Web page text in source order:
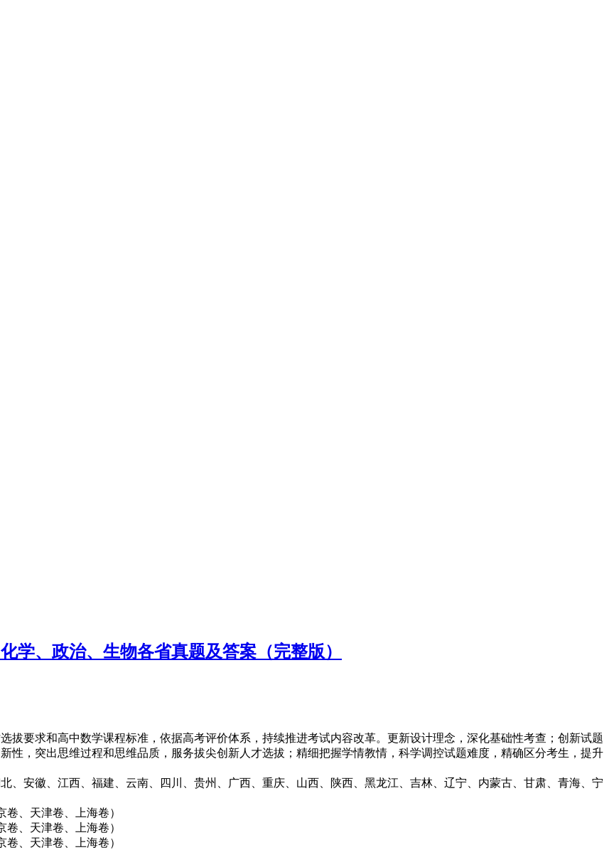
学、政治、生物各省真题及答案（完整版）
拔要求和高中数学课程标准，依据高考评价体系，持续推进考试内容改革。更新设计理念，深化基础性考查；创新试题
性，突出思维过程和思维品质，服务拔尖创新人才选拔；精细把握学情教情，科学调控试题难度，精确区分考生，提升
、安徽、江西、福建、云南、四川、贵州、广西、重庆、山西、陕西、黑龙江、吉林、辽宁、内蒙古、甘肃、青海、宁
、天津卷、上海卷）
、天津卷、上海卷）
、天津卷、上海卷）